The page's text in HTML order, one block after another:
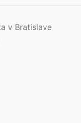
v Bratislave